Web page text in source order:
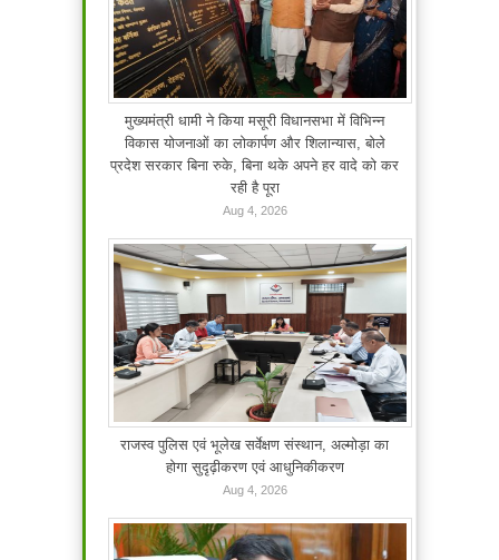
मुख्यमंत्री धामी ने किया मसूरी विधानसभा में विभिन्न
विकास योजनाओं का लोकार्पण और शिलान्यास, बोले
प्रदेश सरकार बिना रुके, बिना थके अपने हर वादे को कर
रही है पूरा
Aug 4, 2026
राजस्व पुलिस एवं भूलेख सर्वेक्षण संस्थान, अल्मोड़ा का
होगा सुदृढ़ीकरण एवं आधुनिकीकरण
Aug 4, 2026